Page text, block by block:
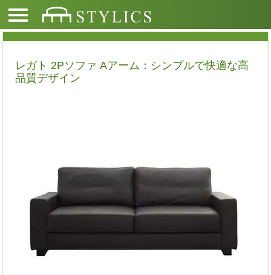
レガト 2Pソファ Aアーム：シンプルで快適な高
品質デザイン